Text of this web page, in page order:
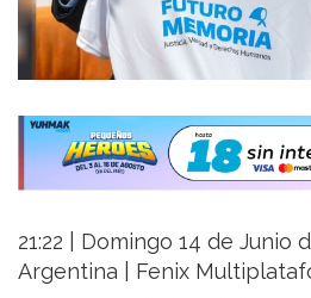
21:22 | Domingo 14 de Junio
Argentina | Fenix